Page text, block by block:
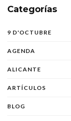
Categorías
9 D'OCTUBRE
AGENDA
ALICANTE
ARTÍCULOS
BLOG